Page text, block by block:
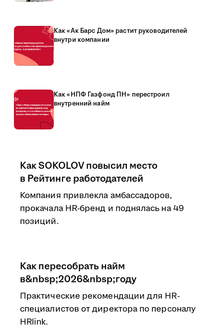
Как «Ак Барс Дом» растит руководителей
внутри компании
Как «НПФ Газфонд ПН» перестроил
внутренний найм
Как SOKOLOV повысил место
в Рейтинге работодателей
Компания привлекла амбассадоров,
прокачала HR-бренд и поднялась на 49
позиций.
Как пересобрать найм
в&nbsp;2026&nbsp;году
Практические рекомендации для HR-
специалистов от директора по персоналу
HRlink.